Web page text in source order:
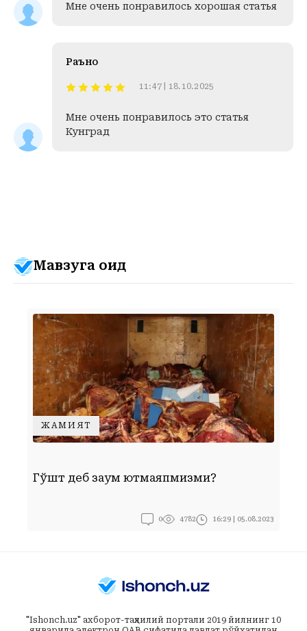
Мне очень понравилось хорошая статья
Раъно
11:47 | 18.10.2025
Мне очень понравилось это статья
Кунград
Мавзуга оид
ЖАМИЯТ
Гўшт деб заққум ютмаяпмизми?
0 4782 16:29 | 05.08.2023
"Ishonch.uz" ахборот-таҳлилий портали 2019 йилнинг 10